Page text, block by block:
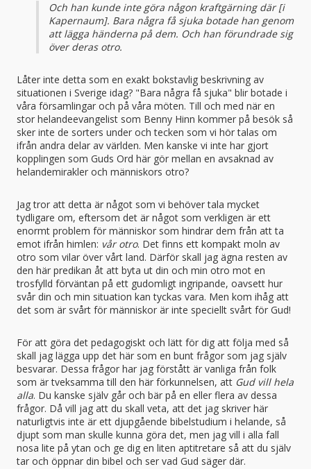
Och han kunde inte göra någon kraftgärning där [i
Kapernaum]. Bara några få sjuka botade han genom
att lägga händerna på dem. Och han förundrade sig
över deras otro.
Låter inte detta som en exakt bokstavlig beskrivning av
situationen i Sverige idag? "Bara några få sjuka" blir botade i
våra församlingar och på våra möten. Till och med när en
stor helandeevangelist som Benny Hinn kommer på besök så
sker inte de sorters under och tecken som vi hör talas om
ifrån andra delar av världen. Men kanske vi inte har gjort
kopplingen som Guds Ord här gör mellan en avsaknad av
helandemirakler och människors otro?
Jag tror att detta är något som vi behöver tala mycket
tydligare om, eftersom det är något som verkligen är ett
enormt problem för människor som hindrar dem från att ta
emot ifrån himlen: vår otro. Det finns ett kompakt moln av
otro som vilar över vårt land. Därför skall jag ägna resten av
den här predikan åt att byta ut din och min otro mot en
trosfylld förväntan på ett gudomligt ingripande, oavsett hur
svår din och min situation kan tyckas vara. Men kom ihåg att
det som är svårt för människor är inte speciellt svårt för Gud!
För att göra det pedagogiskt och lätt för dig att följa med så
skall jag lägga upp det här som en bunt frågor som jag själv
besvarar. Dessa frågor har jag förstått är vanliga från folk
som är tveksamma till den här förkunnelsen, att Gud vill hela
alla. Du kanske själv går och bär på en eller flera av dessa
frågor. Då vill jag att du skall veta, att det jag skriver här
naturligtvis inte är ett djupgående bibelstudium i helande, så
djupt som man skulle kunna göra det, men jag vill i alla fall
nosa lite på ytan och ge dig en liten aptitretare så att du själv
tar och öppnar din bibel och ser vad Gud säger där.